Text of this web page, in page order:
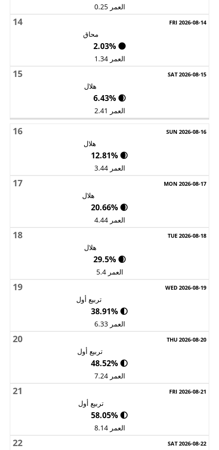
العمر 0.25
14
محاق
🌑 2.03%
العمر 1.34
15
هلال
🌒 6.43%
العمر 2.41
16
هلال
🌒 12.81%
العمر 3.44
17
هلال
🌒 20.66%
العمر 4.44
18
هلال
🌒 29.5%
العمر 5.4
19
تربيع أول
🌓 38.91%
العمر 6.33
20
تربيع أول
🌓 48.52%
العمر 7.24
21
تربيع أول
🌓 58.05%
العمر 8.14
22